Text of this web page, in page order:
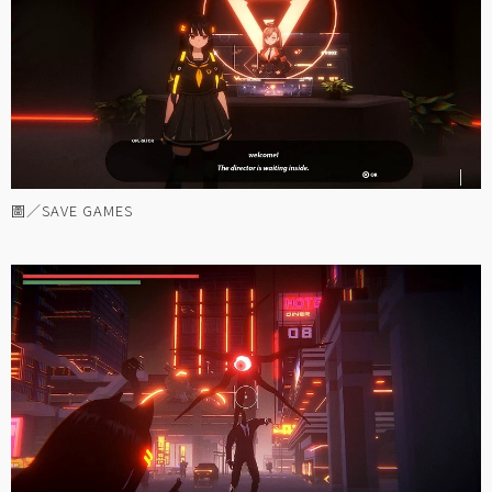
圖／SAVE GAMES